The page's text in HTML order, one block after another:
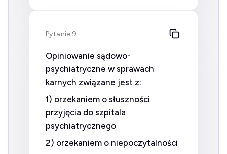
Pytanie 9
Opiniowanie sądowo-
psychiatryczne w sprawach
karnych związane jest z:
1) orzekaniem o słuszności
przyjęcia do szpitala
psychiatrycznego
2) orzekaniem o niepoczytalności